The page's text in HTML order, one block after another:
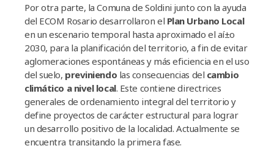
Por otra parte, la Comuna de Soldini junto con la ayuda
del ECOM Rosario desarrollaron el Plan Urbano Local
en un escenario temporal hasta aproximado el aí±o
2030, para la planificación del territorio, a fin de evitar
aglomeraciones espontáneas y más eficiencia en el uso
del suelo, previniendo las consecuencias del cambio
climático a nivel local. Este contiene directrices
generales de ordenamiento integral del territorio y
define proyectos de carácter estructural para lograr
un desarrollo positivo de la localidad. Actualmente se
encuentra transitando la primera fase.